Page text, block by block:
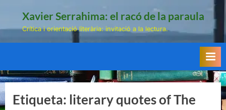
Xavier Serrahima: el racó de la paraula
Crítica i orientació literària: invitació a la lectura.
Etiqueta: literary quotes of The